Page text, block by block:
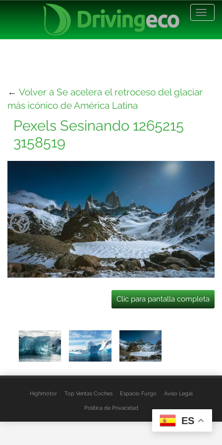
← Volver a Se acelera el retroceso del glaciar
más icónico de América Latina
Pexels Sesinando 1265215
3158519
Clic para pantalla completa
Highmotor Top Ventas Coches Espacio Furgo Aviso Legal
Política de Privacidad
ES